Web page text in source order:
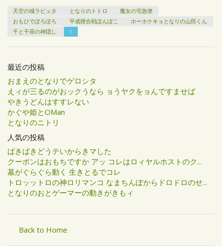
天空の城ラピュタ となりのトトロ
魔女の宅急便
おもひでぽろぽろ
平成狸合戦ぽんぽこ
ホーホケキョとなりの山田くん
千と千尋の神隠し
1
最近の投稿
おまえのとなりでゲロシタ
えィが三るのがおックうなら ョうヤクをョんですませば
やきうどんはすすレない
かぐや姫とOMan
となりのニトリ
人気の投稿
ばきばきどうテいからきマした
クーポンはおもちですか アッ コレはロィヤルホストのク...
墓がぐらぐら動く 生きとるでコレ
トロッットロの神ロリマンコ なまちんぽからドロドロのせ...
となりのおとゲーマーの動きがきもィ
Back to Home